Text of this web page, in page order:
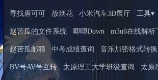
寻找唐可可 放烟花 小米汽车3D展厅 工具▾
赵苦瓜的文件系统 唧唧Down m3u8在线解析
赵苦瓜邮箱 中考成绩查询 音乐加密格式转换
BV号AV号互转 太原理工大学班级查询 太原